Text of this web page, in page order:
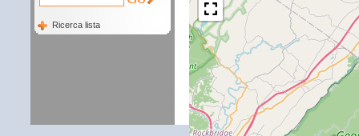
Ricerca lista